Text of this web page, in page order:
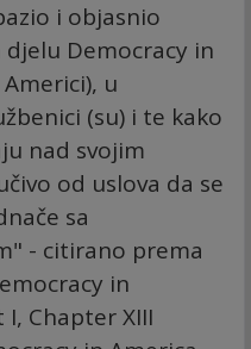
i objasnio
djelu Democracy in
u
(su) i te kako
nad svojim
od uslova da se
sa
- citirano prema
in
Chapter XIII